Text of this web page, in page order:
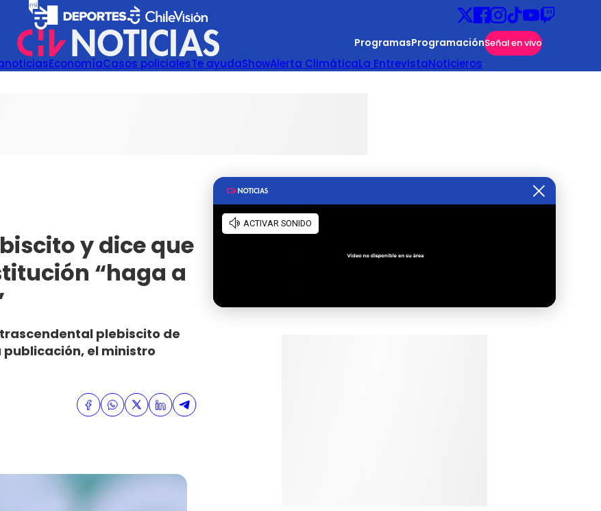
ProgramasProgramaciónSeñal en vivo
EconomíaCasos policialesTe ayudaShowAlerta ClimáticaLa EntrevistaNoticieros
y dice que
“haga a
plebiscito de
publicación, el ministro